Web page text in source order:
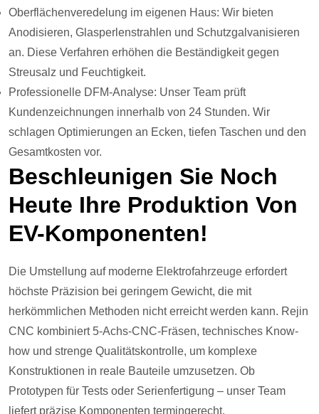
Oberflächenveredelung im eigenen Haus: Wir bieten
Anodisieren, Glasperlenstrahlen und Schutzgalvanisieren
an. Diese Verfahren erhöhen die Beständigkeit gegen
Streusalz und Feuchtigkeit.
Professionelle DFM-Analyse: Unser Team prüft
Kundenzeichnungen innerhalb von 24 Stunden. Wir
schlagen Optimierungen an Ecken, tiefen Taschen und den
Gesamtkosten vor.
Beschleunigen Sie Noch
Heute Ihre Produktion Von
EV-Komponenten!
Die Umstellung auf moderne Elektrofahrzeuge erfordert
höchste Präzision bei geringem Gewicht, die mit
herkömmlichen Methoden nicht erreicht werden kann. Rejin
CNC kombiniert 5-Achs-CNC-Fräsen, technisches Know-
how und strenge Qualitätskontrolle, um komplexe
Konstruktionen in reale Bauteile umzusetzen. Ob
Prototypen für Tests oder Serienfertigung – unser Team
liefert präzise Komponenten termingerecht.